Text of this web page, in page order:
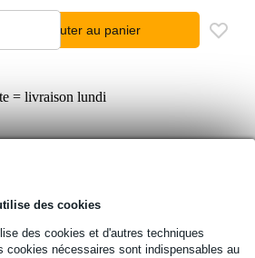
des cookies
des cookies et d'autres techniques
cookies nécessaires sont indispensables au
Ajouter au panier
= livraison lundi